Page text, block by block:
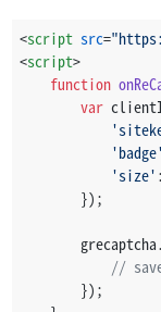
<script src=
<script>
function
var
'badge'
'size' :
        });
        grecaptcha.
//
        });